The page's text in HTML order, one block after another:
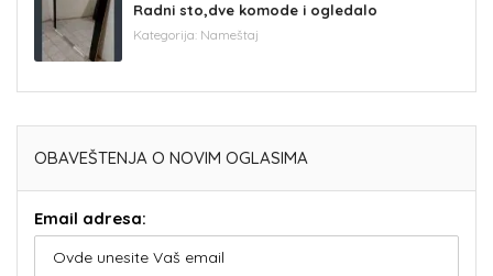
Radni sto,dve komode i ogledalo
Kategorija: Nameštaj
OBAVEŠTENJA O NOVIM OGLASIMA
Email adresa: